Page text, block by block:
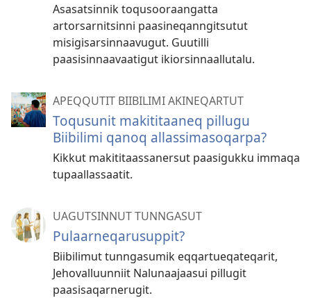
Asasatsinnik toqusooraangatta
artorsarnitsinni paasineqanngitsutut
misigisarsinnaavugut. Guutilli
paasisinnaavaatigut ikiorsinnaallutalu.
APEQQUTIT BIIBILIMI AKINEQARTUT
Toqusunit makititaaneq pillugu
Biibilimi qanoq allassimasoqarpa?
Kikkut makititaas­sanersut paasigukku immaqa
tupaallassaatit.
UAGUTSINNUT TUNNGASUT
Pulaarneqarusuppit?
Biibilimut tunngasumik eqqar­tueqateqarit,
Jehovalluunniit Nalunaajaasui pillugit
paasisaqarnerugit.